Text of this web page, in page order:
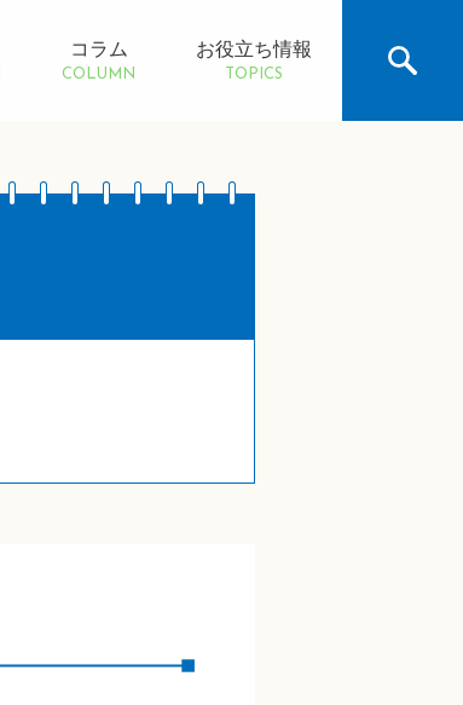
コラム
COLUMN
お役立ち情報
TOPICS